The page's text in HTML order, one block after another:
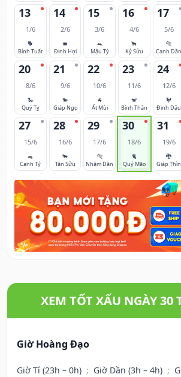
13
1/6
🐕
Bính Tuất
14
2/6
🐖
Đinh Hợi
15
3/6
🐀
Mậu Tý
16
4/6
🐂
Kỷ Sửu
17
5/6
🐅
Canh Dần
20
8/6
🐍
Quý Tỵ
21
9/6
🐎
Giáp Ngọ
22
10/6
🐐
Ất Mùi
23
11/6
🐒
Bính Thân
24
12/6
🐓
Đinh Dậu
27
15/6
🐀
Canh Tý
28
16/6
🐂
Tân Sửu
29
17/6
🐅
Nhâm Dần
30
18/6
🐈
Quý Mão
31
19/6
🐉
Giáp Thìn
XEM TỐT XẤU NGÀY 30
Giờ Hoàng Đạo
Giờ Tí (23h – 0h) ; Giờ Dần (3h – 4h) ;